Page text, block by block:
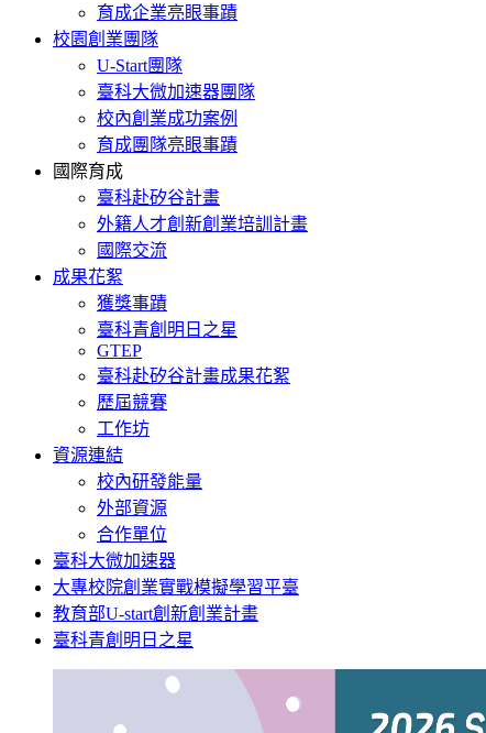
育成企業亮眼事蹟
校園創業團隊
U-Start團隊
臺科大微加速器團隊
校內創業成功案例
育成團隊亮眼事蹟
國際育成
臺科赴矽谷計畫
外籍人才創新創業培訓計畫
國際交流
成果花絮
獲獎事蹟
臺科青創明日之星
GTEP
臺科赴矽谷計畫成果花絮
歷屆競賽
工作坊
資源連結
校內研發能量
外部資源
合作單位
臺科大微加速器
大專校院創業實戰模擬學習平臺
教育部U-start創新創業計畫
臺科青創明日之星